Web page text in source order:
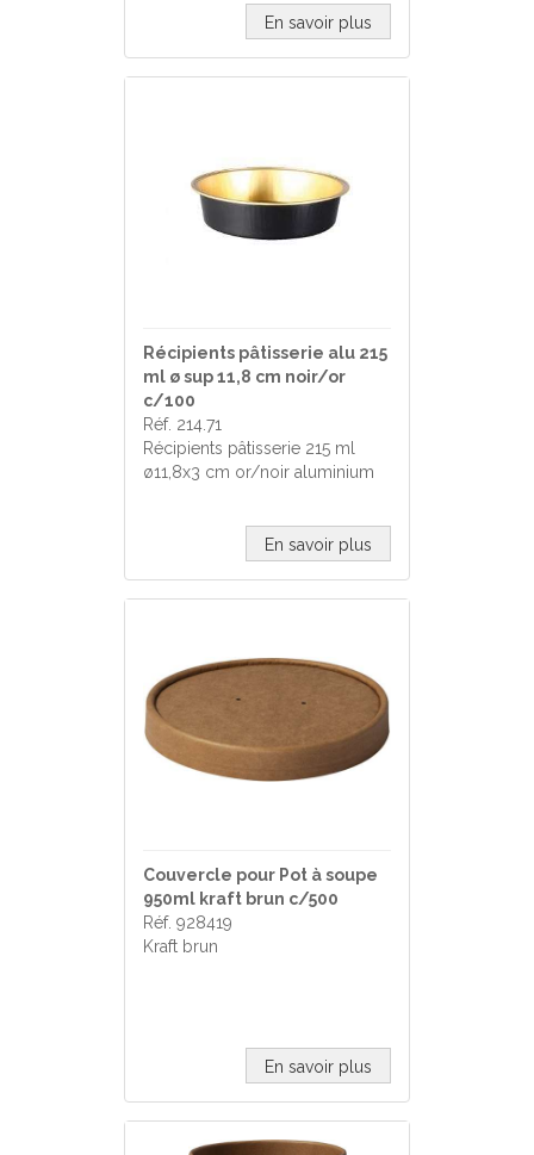
En savoir plus
Récipients pâtisserie alu 215
ml ø sup 11,8 cm noir/or
c/100
Réf. 214.71
Récipients pâtisserie 215 ml
ø11,8x3 cm or/noir aluminium
En savoir plus
Couvercle pour Pot à soupe
950ml kraft brun c/500
Réf. 928419
Kraft brun
En savoir plus